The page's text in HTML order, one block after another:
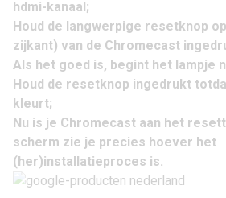
hdmi-kanaal;
Houd de langwerpige resetknop
zijkant) van de Chromecast
Als het goed is, begint het lampje
Houd de resetknop ingedrukt
kleurt;
Nu is je Chromecast aan het
scherm zie je precies hoever het
(her)installatieproces is.